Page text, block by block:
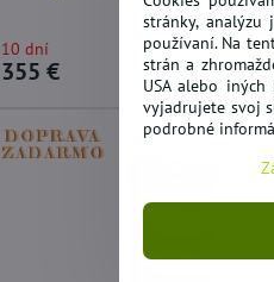
10 dní
355 € Do
stránky,
používaní. Na
strán a
USA alebo
vyjadrujete svoj
podrobné